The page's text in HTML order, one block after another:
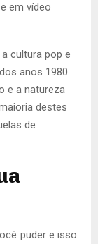
em vídeo
cultura pop e
anos 1980.
e a natureza
destes
de
puder e isso